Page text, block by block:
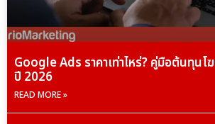
Google Ads ราคาเท่าไหร่? คู่มือต้นทุ
ปี 2026
READ MORE »